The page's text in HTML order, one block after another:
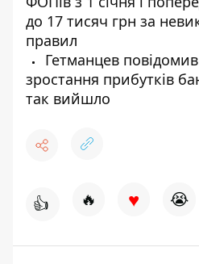
до 17 тисяч грн за
правил
Гетманцев
зростання прибутків
так вийшло
👍 🔥 ♥ 😭